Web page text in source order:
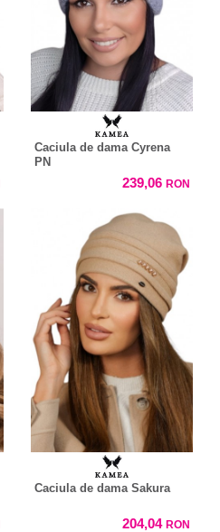
Caciula de dama Cyrena
PN
239,06 RON
Caciula de dama Sakura
204,04 RON